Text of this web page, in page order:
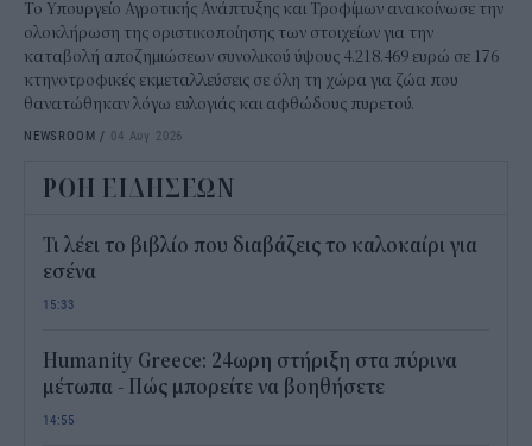
Το Υπουργείο Αγροτικής Ανάπτυξης και Τροφίμων ανακοίνωσε την
ολοκλήρωση της οριστικοποίησης των στοιχείων για την
καταβολή αποζημιώσεων συνολικού ύψους 4.218.469 ευρώ σε 176
κτηνοτροφικές εκμεταλλεύσεις σε όλη τη χώρα για ζώα που
θανατώθηκαν λόγω ευλογιάς και αφθώδους πυρετού.
NEWSROOM / 04 Αυγ 2026
ΡΟΗ ΕΙΔΗΣΕΩΝ
Τι λέει το βιβλίο που διαβάζεις το καλοκαίρι για
εσένα
15:33
Humanity Greece: 24ωρη στήριξη στα πύρινα
μέτωπα - Πώς μπορείτε να βοηθήσετε
14:55